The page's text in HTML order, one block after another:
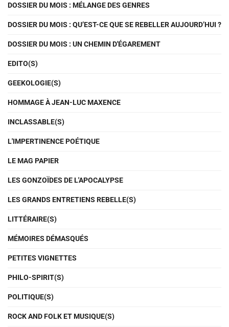
DOSSIER DU MOIS : MÉLANGE DES GENRES
DOSSIER DU MOIS : QU’EST-CE QUE SE REBELLER AUJOURD’HUI ?
DOSSIER DU MOIS : UN CHEMIN D'ÉGAREMENT
EDITO(S)
GEEKOLOGIE(S)
HOMMAGE À JEAN-LUC MAXENCE
INCLASSABLE(S)
L'IMPERTINENCE POÉTIQUE
LE MAG PAPIER
LES GONZOÏDES DE L'APOCALYPSE
LES GRANDS ENTRETIENS REBELLE(S)
LITTÉRAIRE(S)
MÉMOIRES DÉMASQUÉS
PETITES VIGNETTES
PHILO-SPIRIT(S)
POLITIQUE(S)
ROCK AND FOLK ET MUSIQUE(S)